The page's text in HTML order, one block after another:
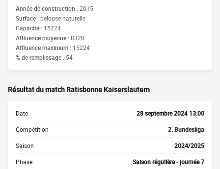
Année de construction :2015
Surface :pelouse naturelle
Capacité : 15224
Affluence moyenne :8320
Affluence maximum : 15224
% de remplissage : 54
Résultat du match Ratisbonne Kaiserslautern
Date 28 septembre 2024 13:00
Compétition 2. Bundesliga
Saison 2024/2025
Phase Saison régulière - journée 7